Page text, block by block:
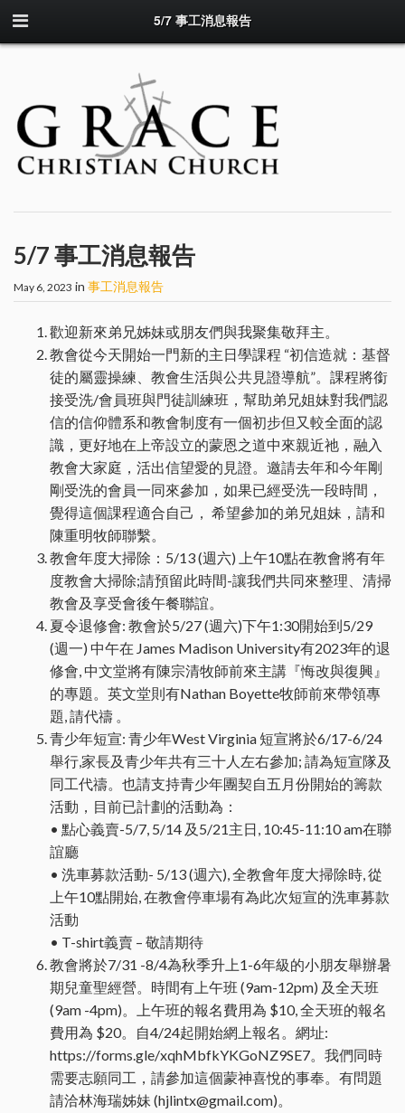
5/7 事工消息報告
5/7 事工消息報告
May 6, 2023 in 事工消息報告
歡迎新來弟兄姊妹或朋友們與我聚集敬拜主。
教會從今天開始一門新的主日學課程 “初信造就：基督
徒的屬靈操練、教會生活與公共見證導航”。課程將銜
接受洗/會員班與門徒訓練班，幫助弟兄姐妹對我們認
信的信仰體系和教會制度有一個初步但又較全面的認
識，更好地在上帝設立的蒙恩之道中來親近祂，融入
教會大家庭，活出信望愛的見證。邀請去年和今年剛
剛受洗的會員一同來參加，如果已經受洗一段時間，
覺得這個課程適合自己， 希望參加的弟兄姐妹，請和
陳重明牧師聯繫。
教會年度大掃除：5/13 (週六) 上午10點在教會將有年
度教會大掃除;請預留此時間-讓我們共同來整理、清掃
教會及享受會後午餐聯誼。
夏令退修會: 教會於5/27 (週六)下午1:30開始到5/29
(週一) 中午在 James Madison University有2023年的退
修會, 中文堂將有陳宗清牧師前來主講『悔改與復興』
的專題。英文堂則有Nathan Boyette牧師前來帶領專
題, 請代禱 。
青少年短宣: 青少年West Virginia 短宣將於6/17-6/24
舉行,家長及青少年共有三十人左右參加; 請為短宣隊及
同工代禱。也請支持青少年團契自五月份開始的籌款
活動，目前已計劃的活動為：
• 點心義賣-5/7, 5/14 及5/21主日, 10:45-11:10 am在聯
誼廳
• 洗車募款活動- 5/13 (週六), 全教會年度大掃除時, 從
上午10點開始, 在教會停車場有為此次短宣的洗車募款
活動
• T-shirt義賣 – 敬請期待
教會將於7/31 -8/4為秋季升上1-6年級的小朋友舉辦暑
期兒童聖經營。時間有上午班 (9am-12pm) 及全天班
(9am -4pm)。上午班的報名費用為 $10, 全天班的報名
費用為 $20。自4/24起開始網上報名。網址:
https://forms.gle/xqhMbfkYKGoNZ9SE7。我們同時
需要志願同工，請參加這個蒙神喜悅的事奉。有問題
請洽林海瑞姊妹 (hjlintx@gmail.com)。